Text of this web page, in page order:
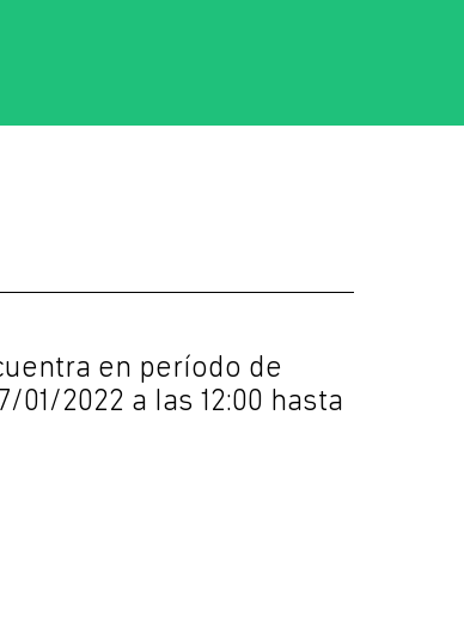
en período de
2022 a las 12:00 hasta